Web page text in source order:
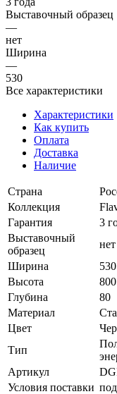
Выставочный образец
—
нет
Ширина
—
530
Все характеристики
Характеристики
Как купить
Оплата
Доставка
Наличие
Страна
Коллекция
Гарантия
3
Выставочный
образец
нет
Ширина
530
Высота
800
Глубина
80
Материал
Цвет
Тип
Артикул
Условия поставки